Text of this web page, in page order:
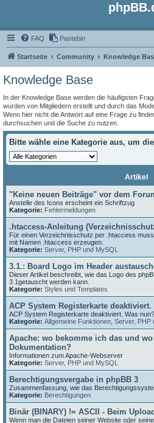
FAQ Pastebin
Startseite Community Knowledge
Knowledge Base
In der Knowledge Base werden die häufigsten
wurden von Mitgliedern erstellt und durch das
Wenn hier nicht die Antwort auf eine Frage zu
durchsuchen und die Suche zu nutzen.
Bitte wähle eine Kategorie aus, um
Artikel
"Keine neuen Beiträge" vor dem
Anstelle des Icons erscheint ein Schriftzug
Kategorie: Fehlermeldungen
.htaccess-Anleitung
Für einen Verzeichnisschutz per .htaccess
mit Namen .htaccess erzeugen.
Kategorie: Server, PHP und MySQL
3.1.: Board Logo im Header
Dieser Artikel beschreibt, wie das Logo des
3.1getauscht werden kann.
Kategorie: Styles und Templates
ACP System Registerkarte deaktiviert.
ACP System Registerkarte deaktiviert. Was nun?
Kategorie: Allgemeine Funktionen Server, PHP
Apache: wo bekomme ich das und
Dokumentation?
Informationen zum Apache-Webserver
Kategorie: Server, PHP und MySQL
Berechtigungsvergabe in phpBB 3
Zusammenfassung, wie das
Kategorie: Berechtigungen
Binär (BINARY) != ASCII - Beim
Wenn man die Dateien seiner Website oder